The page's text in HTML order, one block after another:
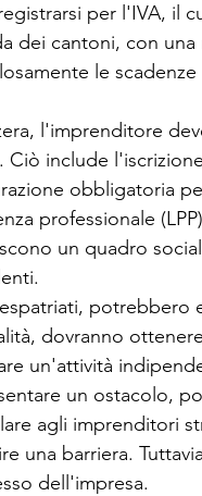
per l'IVA, il
dei cantoni, con una
le
l'imprenditore
Ciò include
obbligatoria
professionale
un quadro
potrebbero
dovranno
un'attività
un ostacolo,
agli imprenditori
una barriera.
dell'impresa.